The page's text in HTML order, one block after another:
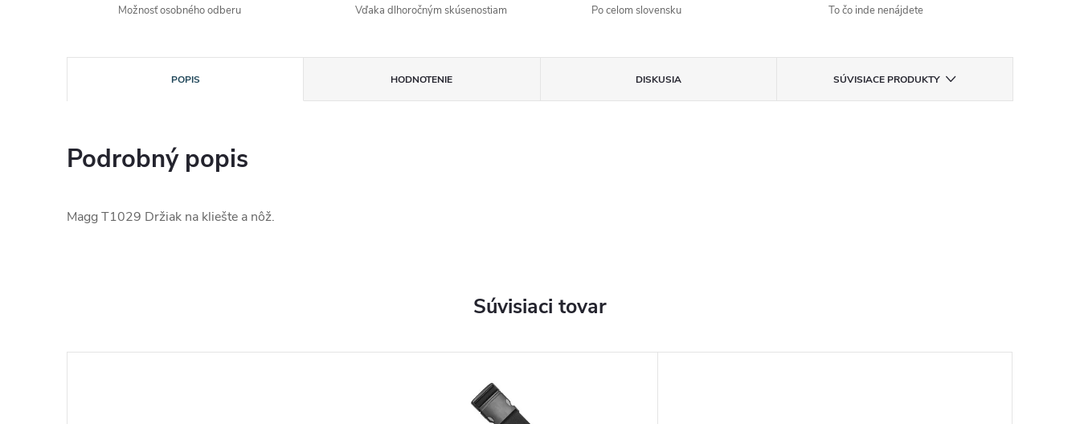
Možnosť osobného odberu Vďaka dlhoročným skúsenostiam Po celom slovensku To čo inde nenájdete
POPIS HODNOTENIE DISKUSIA SÚVISIACE PRODUKTY
Podrobný popis
Magg T1029 Držiak na kliešte a nôž.
Súvisiaci tovar